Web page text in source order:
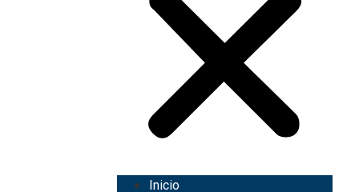
Inicio